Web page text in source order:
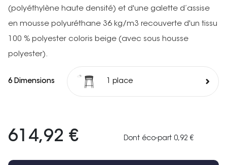
(polyéthylène haute densité) et d'une galette d’assise
en mousse polyuréthane 36 kg/m3 recouverte d'un tissu
100 % polyester coloris beige (avec sous housse
polyester).
6 Dimensions 1 place
614,92 € Dont éco-part 0,92 €